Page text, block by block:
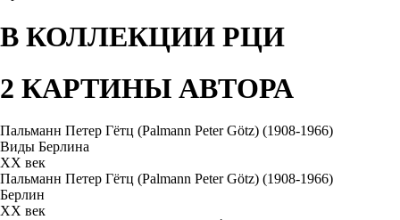
В КОЛЛЕКЦИИ РЦИ
2 КАРТИНЫ АВТОРА
Пальманн Петер Гётц (Palmann Peter Götz) (1908-1966)
Виды Берлина
XX век
Пальманн Петер Гётц (Palmann Peter Götz) (1908-1966)
Берлин
XX век